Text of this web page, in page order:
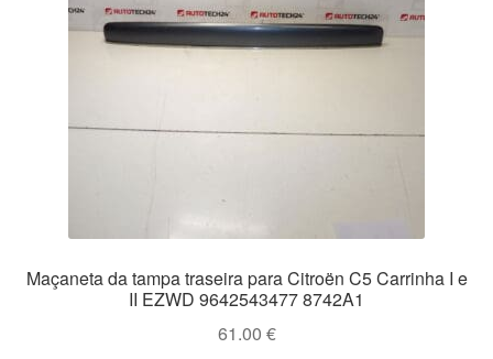
Maçaneta da tampa traseira para Citroën C5 Carrinha I e
II EZWD 9642543477 8742A1
61.00 €